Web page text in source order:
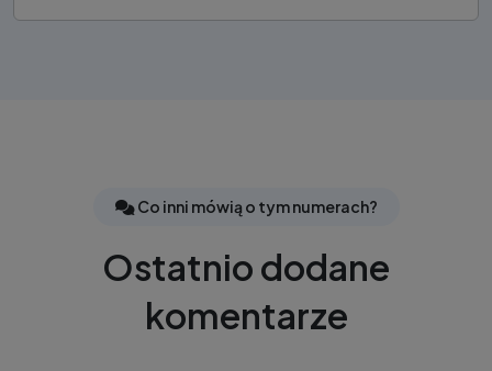
Co inni mówią o tym numerach?
Ostatnio dodane
komentarze